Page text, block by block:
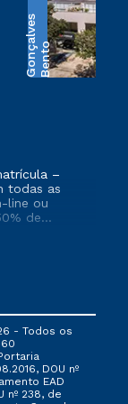
B
e
n
t
o
G
o
n
ç
a
l
v
e
s
–
todas as
line ou
de
tenham
uma das
e
- Todos os
DOU nº
EAD
nº 238, de